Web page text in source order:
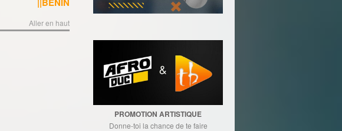
Aller en haut
PROMOTION ARTISTIQUE
Donne-toi la chance de te faire